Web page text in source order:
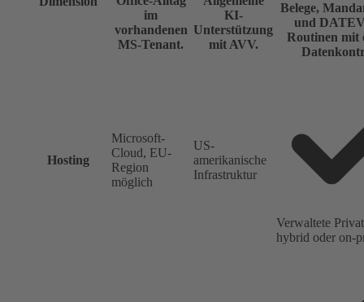
im
vorhandenen
MS-Tenant.
KI-
Unterstützung
mit AVV.
Belege,
und
Routinen mit
Hosting
Microsoft-
Cloud, EU-
Region
möglich
US-
amerikanische
Infrastruktur
Verwaltete
hybrid oder on-